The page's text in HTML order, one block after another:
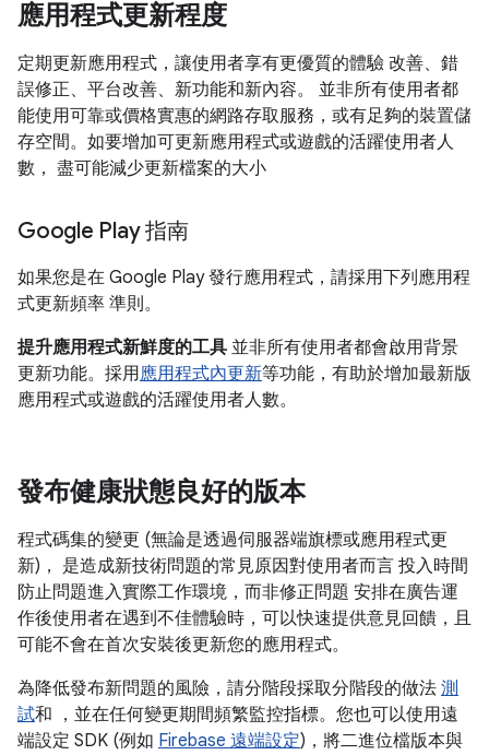
應用程式更新程度
定期更新應用程式，讓使用者享有更優質的體驗 改善、錯
誤修正、平台改善、新功能和新內容。 並非所有使用者都
能使用可靠或價格實惠的網路存取服務，或有足夠的裝置儲
存空間。如要增加可更新應用程式或遊戲的活躍使用者人
數， 盡可能減少更新檔案的大小
Google Play 指南
如果您是在 Google Play 發行應用程式，請採用下列應用程
式更新頻率 準則。
提升應用程式新鮮度的工具 並非所有使用者都會啟用背景
更新功能。採用應用程式內更新等功能，有助於增加最新版
應用程式或遊戲的活躍使用者人數。
發布健康狀態良好的版本
程式碼集的變更 (無論是透過伺服器端旗標或應用程式更
新)， 是造成新技術問題的常見原因對使用者而言 投入時間
防止問題進入實際工作環境，而非修正問題 安排在廣告運
作後使用者在遇到不佳體驗時，可以快速提供意見回饋，且
可能不會在首次安裝後更新您的應用程式。
為降低發布新問題的風險，請分階段採取分階段的做法 測
試和 ，並在任何變更期間頻繁監控指標。您也可以使用遠
端設定 SDK (例如 Firebase 遠端設定)，將二進位檔版本與